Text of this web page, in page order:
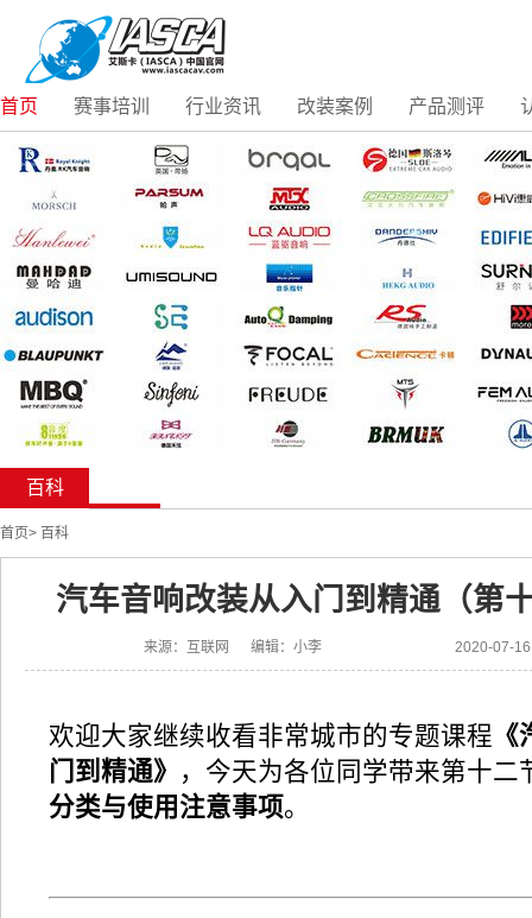
首页 赛事培训 行业资讯 改装案例 产品测评
百科
首页> 百科
汽车音响改装从入门到精通（第
来源：互联网 编辑：小李 2020-07-
欢迎大家继续收看非常城市的专题课程
门到精通》 ，今天为各位同学带来第十
分类与使用注意事项。